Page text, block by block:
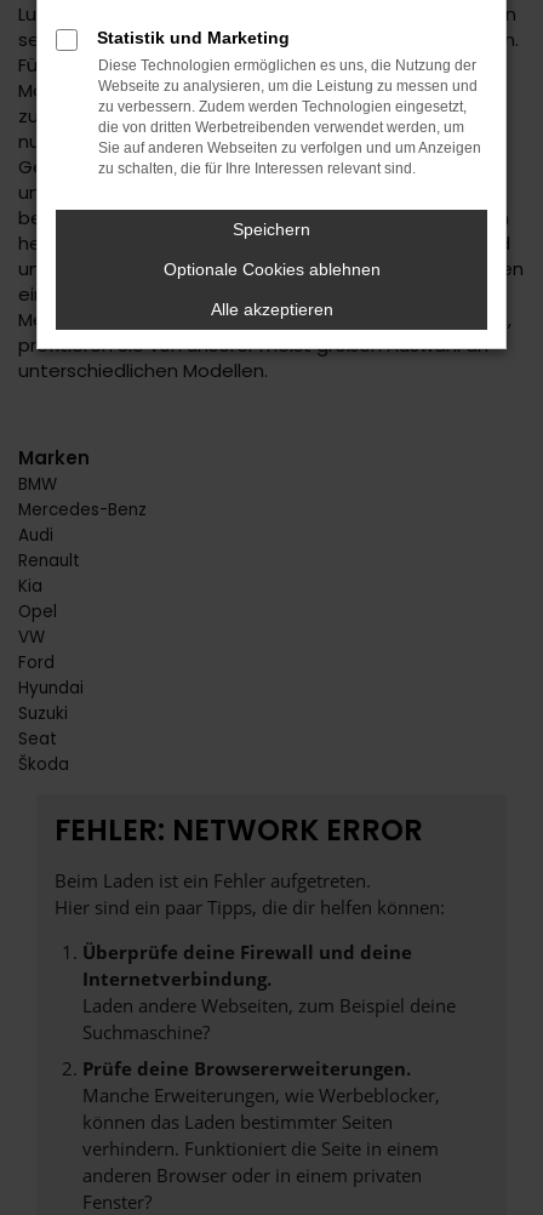
Lust auf einen Spartipp aus dem Autohaus Daub? Dann
setzen Sie auf einen Mercedes-Benz Gebrauchtwagen.
Für Tübingen existiert keine günstigere Variante der
Mobilität und Sie dürfen sich auf ein rundum
zuverlässiges Fahrzeug freuen. Wir bieten Ihnen nicht
nur eine große Auswahl an Mercedes-Benz
Gebrauchtwagen für Tübingen, sondern auch einen
umfassenden Service. Das beginnt mit der Beratung,
bei der wir Ihnen erst einmal genau zuhören. Wir finden
heraus, welches Fahrzeug das passende für Sie ist und
unterbreiten Ihnen auf Basis Ihrer individuellen Vorgaben
eine Reihe von Vorschlägen. Wenn wir uns für einen
Mercedes-Benz Gebrauchtwagen entschieden haben,
profitieren Sie von unserer meist großen Auswahl an
unterschiedlichen Modellen.
Marken
BMW
Mercedes-Benz
Audi
Renault
Kia
Opel
VW
Ford
Hyundai
Suzuki
Seat
Škoda
FEHLER: NETWORK ERROR
Beim Laden ist ein Fehler aufgetreten.
Hier sind ein paar Tipps, die dir helfen können:
Überprüfe deine Firewall und deine
Internetverbindung.
Laden andere Webseiten, zum Beispiel deine
Suchmaschine?
Prüfe deine Browsererweiterungen.
Manche Erweiterungen, wie Werbeblocker,
können das Laden bestimmter Seiten
verhindern. Funktioniert die Seite in einem
anderen Browser oder in einem privaten
Fenster?
Statistik und Marketing
Diese Technologien ermöglichen es uns, die Nutzung der
Webseite zu analysieren, um die Leistung zu messen und
zu verbessern. Zudem werden Technologien eingesetzt,
die von dritten Werbetreibenden verwendet werden, um
Sie auf anderen Webseiten zu verfolgen und um Anzeigen
zu schalten, die für Ihre Interessen relevant sind.
Speichern
Optionale Cookies ablehnen
Alle akzeptieren